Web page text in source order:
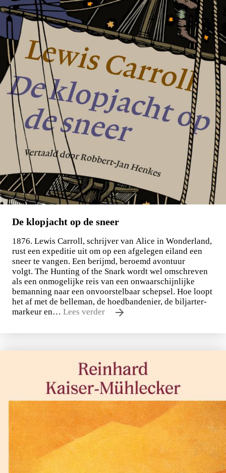
Tirade 503
€ 15,00
BESTEL
De klopjacht op de sneer
1876. Lewis Carroll, schrijver van Alice in Wonderland,
rust een expeditie uit om op een afgelegen eiland een
sneer te vangen. Een berijmd, beroemd avontuur
volgt. The Hunting of the Snark wordt wel omschreven
als een onmogelijke reis van een onwaarschijnlijke
bemanning naar een onvoorstelbaar schepsel. Hoe loopt
het af met de belleman, de hoedbandenier, de biljarter-
markeur en… Lees verder